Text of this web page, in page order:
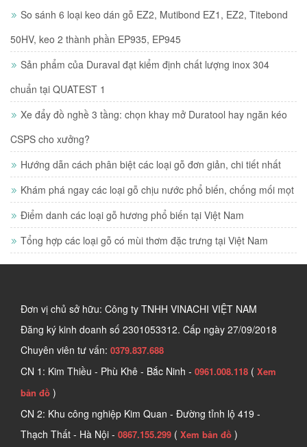
So sánh 6 loại keo dán gỗ EZ2, Mutibond EZ1, EZ2, Titebond
50HV, keo 2 thành phần EP935, EP945
Sản phẩm của Duraval đạt kiểm định chất lượng inox 304
chuẩn tại QUATEST 1
Xe đẩy đồ nghề 3 tầng: chọn khay mở Duratool hay ngăn kéo
CSPS cho xưởng?
Hướng dẫn cách phân biệt các loại gỗ đơn giản, chi tiết nhất
Khám phá ngay các loại gỗ chịu nước phổ biến, chống mối mọt
Điểm danh các loại gỗ hương phổ biến tại Việt Nam
Tổng hợp các loại gỗ có mùi thơm đặc trưng tại Việt Nam
Đơn vị chủ sở hữu: Công ty TNHH VINACHI VIỆT NAM
Đăng ký kinh doanh số 2301053312. Cấp ngày 27/09/2018
Chuyên viên tư vấn: 0379.837.688
CN 1: Kim Thiều - Phù Khê - Bắc Ninh - 0961.008.118 ( Xem
bản đồ )
CN 2: Khu công nghiệp Kim Quan - Đường tỉnh lộ 419 -
Thạch Thất - Hà Nội - 0867.155.299 ( Xem bản đồ )